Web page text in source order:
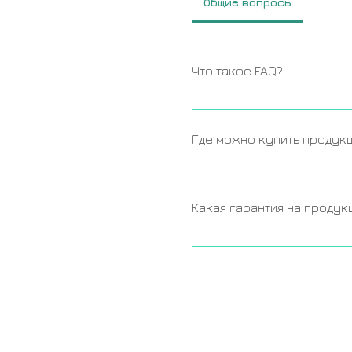
Что такое FAQ?
FAQ это раздел, в
купить вашу продукцию?",
Где можно купить
Продукция SIMEQ
дистрибьюторы в
Какая гарантия на
Гарантия на нашу